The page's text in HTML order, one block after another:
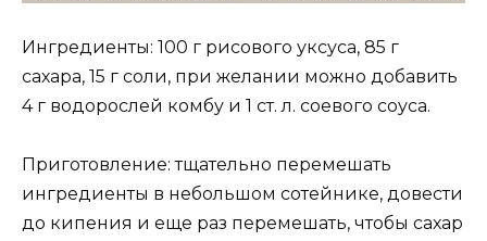
Ингредиенты: 100 г рисового уксуса, 85 г
сахара, 15 г соли, при желании можно добавить
4 г водорослей комбу и 1 ст. л. соевого соуса.
Приготовление: тщательно перемешать
ингредиенты в небольшом сотейнике, довести
до кипения и еще раз перемешать, чтобы сахар